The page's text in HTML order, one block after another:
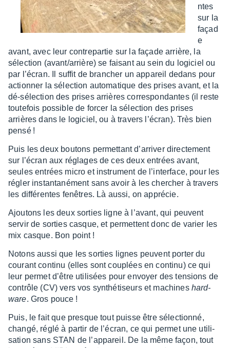
ntes
sur la
façad
e
avant, avec leur contre­par­tie sur la façade arrière, la
sélec­tion (avant/arrière) se faisant au sein du logi­ciel ou
par l’écran. Il suffit de bran­cher un appa­reil dedans pour
action­ner la sélec­tion auto­ma­tique des prises avant, et la
dé-sélec­tion des prises arrières corres­pon­dantes (il reste
toute­fois possible de forcer la sélec­tion des prises
arrières dans le logi­ciel, ou à travers l’écran). Très bien
pensé !
Puis les deux boutons permet­tant d’ar­ri­ver direc­te­ment
sur l’écran aux réglages de ces deux entrées avant,
seules entrées micro et instru­ment de l’in­ter­face, pour les
régler instan­ta­né­ment sans avoir à les cher­cher à travers
les diffé­rentes fenêtres. Là aussi, on appré­cie.
Ajou­tons les deux sorties ligne à l’avant, qui peuvent
servir de sorties casque, et permettent donc de varier les
mix casque. Bon point !
Notons aussi que les sorties lignes peuvent porter du
courant continu (elles sont couplées en continu) ce qui
leur permet d’être utili­sées pour envoyer des tensions de
contrôle (CV) vers vos synthé­ti­seurs et machines hard­
ware. Gros pouce !
Puis, le fait que presque tout puisse être sélec­tionné,
changé, réglé à partir de l’écran, ce qui permet une utili­
sa­tion sans STAN de l’ap­pa­reil. De la même façon, tout